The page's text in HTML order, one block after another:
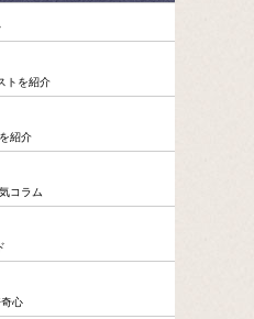
トを紹介
紹介
コラム
奇心